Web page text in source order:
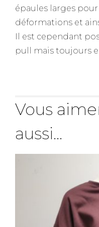
épaules larges
déformations et
Il est cependant
pull mais toujours
Vous
aussi…